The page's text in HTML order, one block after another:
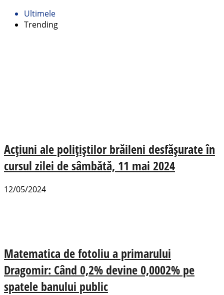
Ultimele
Trending
Acțiuni ale polițiștilor brăileni desfășurate în
cursul zilei de sâmbătă, 11 mai 2024
12/05/2024
Matematica de fotoliu a primarului
Dragomir: Când 0,2% devine 0,0002% pe
spatele banului public